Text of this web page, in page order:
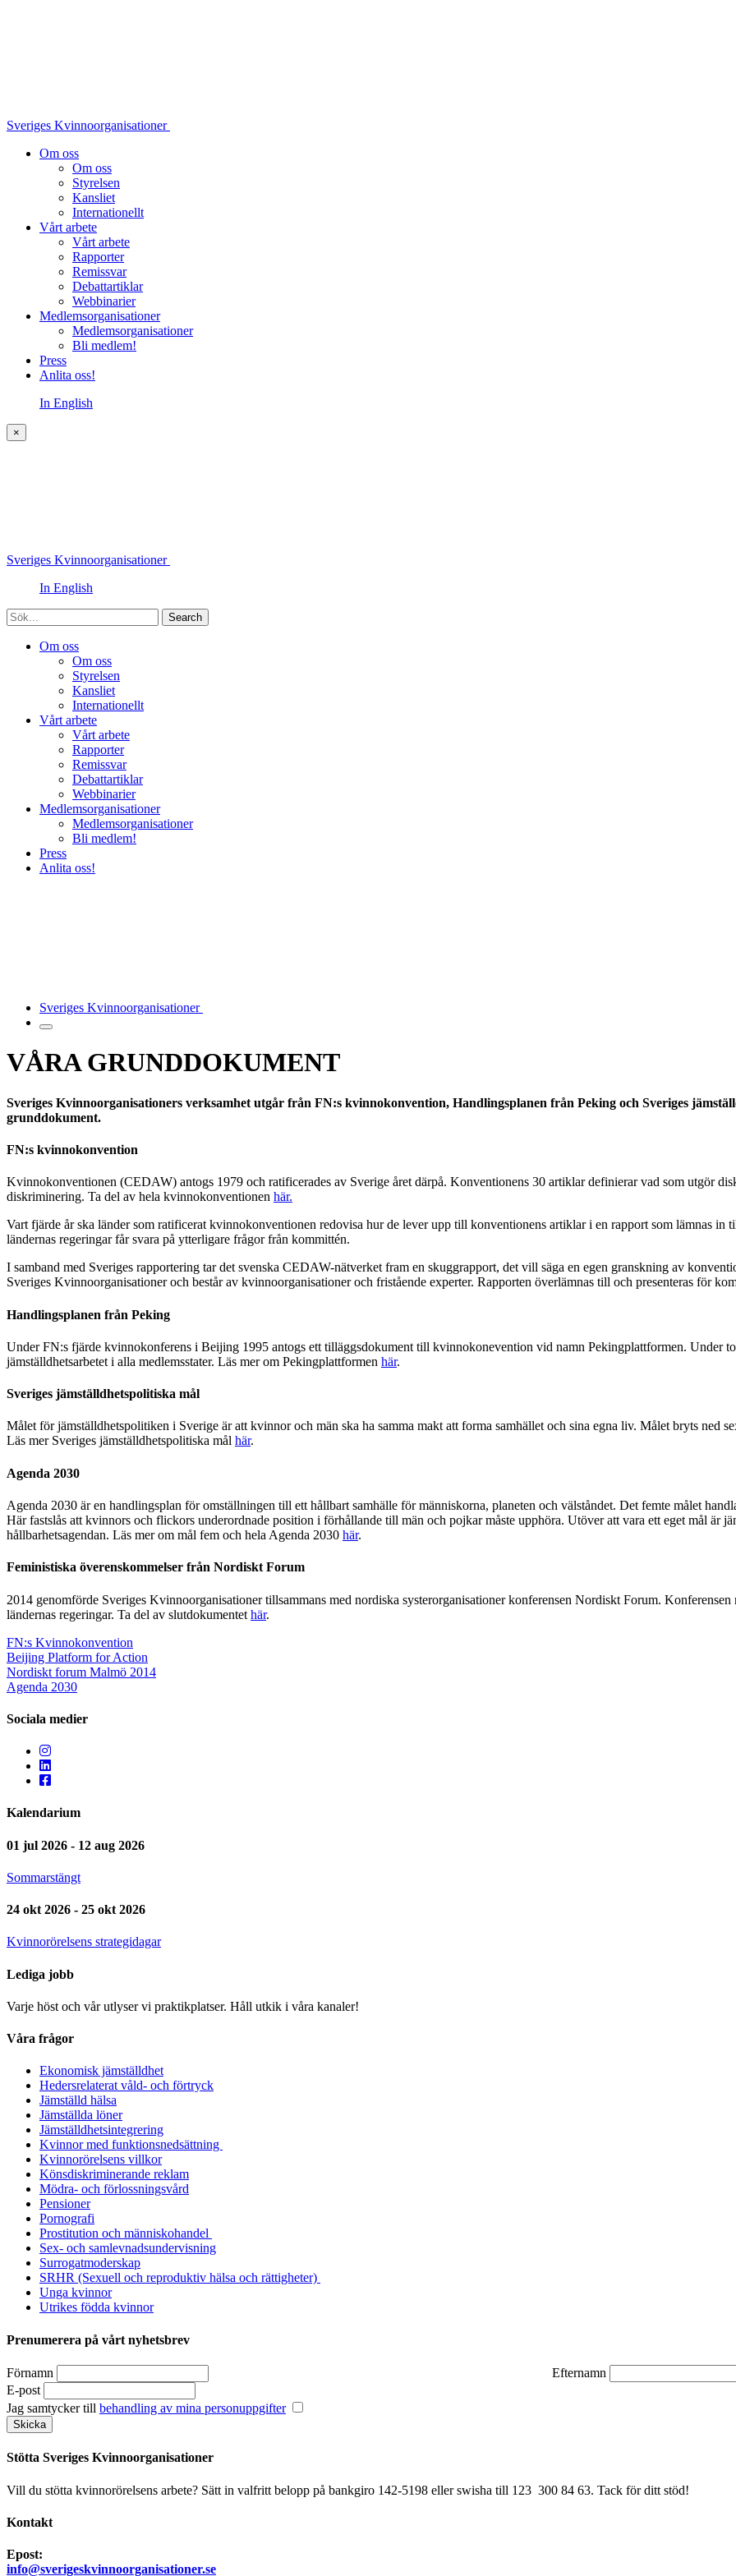
Sveriges Kvinnoorganisationer
Om oss
Om oss
Styrelsen
Kansliet
Internationellt
Vårt arbete
Vårt arbete
Rapporter
Remissvar
Debattartiklar
Webbinarier
Medlemsorganisationer
Medlemsorganisationer
Bli medlem!
Press
Anlita oss!
In English
×
Sveriges Kvinnoorganisationer
In English
Sök
Om oss
Om oss
Styrelsen
Kansliet
Internationellt
Vårt arbete
Vårt arbete
Rapporter
Remissvar
Debattartiklar
Webbinarier
Medlemsorganisationer
Medlemsorganisationer
Bli medlem!
Press
Anlita oss!
Sveriges Kvinnoorganisationer
VÅRA GRUNDDOKUMENT
Sveriges Kvinnoorganisationers verksamhet utgår från FN:s kvinnokonvention, Handlingsplanen från Peking och Sveriges
grunddokument.
FN:s kvinnokonvention
Kvinnokonventionen (CEDAW) antogs 1979 och ratificerades av Sverige året därpå. Konventionens 30 artiklar definierar vad som utgör
diskriminering. Ta del av hela kvinnokonventionen här.
Vart fjärde år ska länder som ratificerat kvinnokonventionen redovisa hur de lever upp till konventionens artiklar i en rapport som lämnas
ländernas regeringar får svara på ytterligare frågor från kommittén.
I samband med Sveriges rapportering tar det svenska CEDAW-nätverket fram en skuggrapport, det vill säga en egen granskning av
Sveriges Kvinnoorganisationer och består av kvinnoorganisationer och fristående experter. Rapporten överlämnas till och presenteras för
Handlingsplanen från Peking
Under FN:s fjärde kvinnokonferens i Beijing 1995 antogs ett tilläggsdokument till kvinnokonevention vid namn Pekingplattformen. Under
jämställdhetsarbetet i alla medlemsstater. Läs mer om Pekingplattformen här.
Sveriges jämställdhetspolitiska mål
Målet för jämställdhetspolitiken i Sverige är att kvinnor och män ska ha samma makt att forma samhället och sina egna liv. Målet bryts ned
Läs mer Sveriges jämställdhetspolitiska mål här.
Agenda 2030
Agenda 2030 är en handlingsplan för omställningen till ett hållbart samhälle för människorna, planeten och välståndet. Det femte målet
Här fastslås att kvinnors och flickors underordnade position i förhållande till män och pojkar måste upphöra. Utöver att vara ett eget mål är
hållbarhetsagendan. Läs mer om mål fem och hela Agenda 2030 här.
Feministiska överenskommelser från Nordiskt Forum
2014 genomförde Sveriges Kvinnoorganisationer tillsammans med nordiska systerorganisationer konferensen Nordiskt Forum.
ländernas regeringar. Ta del av slutdokumentet här.
FN:s Kvinnokonvention
Beijing Platform for Action
Nordiskt forum Malmö 2014
Agenda 2030
Sociala medier
Kalendarium
01 jul 2026 - 12 aug 2026
Sommarstängt
24 okt 2026 - 25 okt 2026
Kvinnorörelsens strategidagar
Lediga jobb
Varje höst och vår utlyser vi praktikplatser. Håll utkik i våra kanaler!
Våra frågor
Ekonomisk jämställdhet
Hedersrelaterat våld- och förtryck
Jämställd hälsa
Jämställda löner
Jämställdhetsintegrering
Kvinnor med funktionsnedsättning
Kvinnorörelsens villkor
Könsdiskriminerande reklam
Mödra- och förlossningsvård
Pensioner
Pornografi
Prostitution och människohandel
Sex- och samlevnadsundervisning
Surrogatmoderskap
SRHR (Sexuell och reproduktiv hälsa och rättigheter)
Unga kvinnor
Utrikes födda kvinnor
Prenumerera på vårt nyhetsbrev
Förnamn
Efternamn
E-post
Jag samtycker till behandling av mina personuppgifter
Stötta Sveriges Kvinnoorganisationer
Vill du stötta kvinnorörelsens arbete? Sätt in valfritt belopp på bankgiro 142-5198 eller swisha till 123 300 84 63. Tack för ditt stöd!
Kontakt
Epost:
info@sverigeskvinnoorganisationer.se